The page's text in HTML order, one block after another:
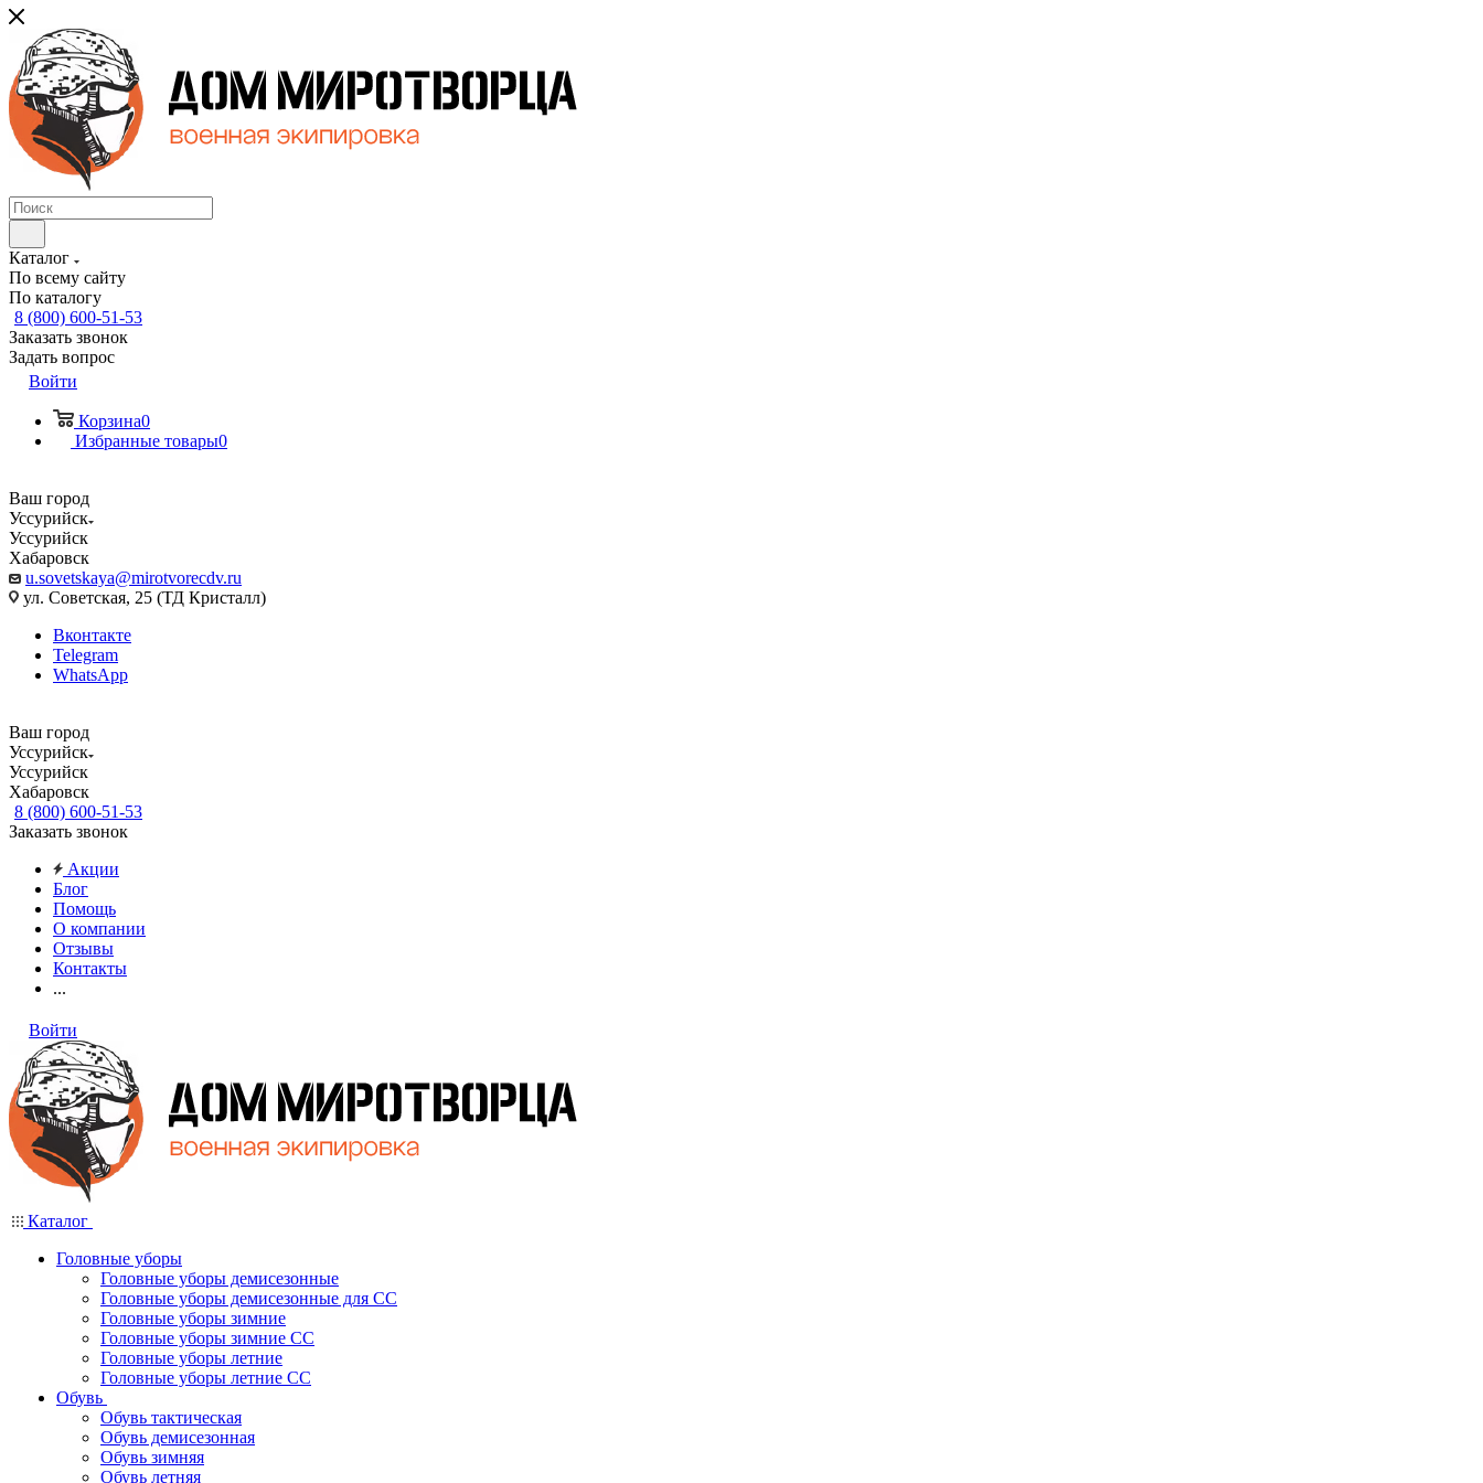
Каталог
По всему сайту
По каталогу
8 (800) 600-51-53
Заказать звонок
Задать вопрос
Войти
Корзина0
Избранные товары0
Ваш город
Уссурийск
Уссурийск
Хабаровск
u.sovetskaya@mirotvorecdv.ru
ул. Советская, 25 (ТД Кристалл)
Вконтакте
Telegram
WhatsApp
Ваш город
Уссурийск
Уссурийск
Хабаровск
8 (800) 600-51-53
Заказать звонок
Акции
Блог
Помощь
О компании
Отзывы
Контакты
...
Войти
Каталог
Головные уборы
Головные уборы демисезонные
Головные уборы демисезонные для СС
Головные уборы зимние
Головные уборы зимние СС
Головные уборы летние
Головные уборы летние СС
Обувь
Обувь тактическая
Обувь демисезонная
Обувь зимняя
Обувь летняя